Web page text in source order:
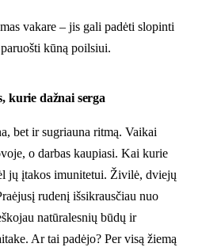
vakare – jis gali padėti slopinti
kūną poilsiui.
kurie dažnai serga
bet ir sugriauna ritmą. Vaikai
o darbas kaupiasi. Kai kurie
jų įtakos imunitetui. Živilė, dviejų
rudenį išsikrausčiau nuo
natūralesnių būdų ir
Ar tai padėjo? Per visą žiemą